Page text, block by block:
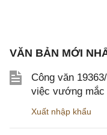
VĂN BẢN MỚI
Công văn
việc vướng
Xuất nhập khẩu